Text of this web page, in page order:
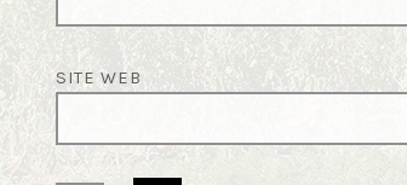
SITE WEB